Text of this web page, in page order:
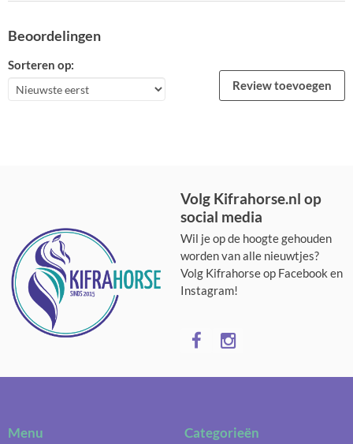
Beoordelingen
Sorteren op:
Review toevoegen
Volg Kifrahorse.nl op
social media
Wil je op de hoogte gehouden
worden van alle nieuwtjes?
Volg Kifrahorse op Facebook en
Instagram!
Categorieën
Menu